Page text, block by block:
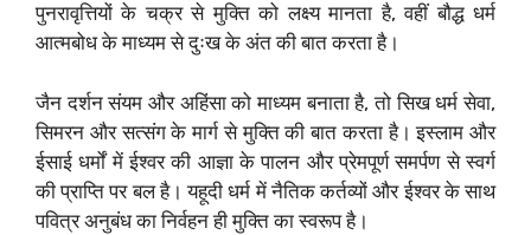
पुनरावृत्तियों के चक्र से मुक्ति को लक्ष्य मानता है, वहीं बौद्ध धर्म
आत्मबोध के माध्यम से दुःख के अंत की बात करता है।
जैन दर्शन संयम और अहिंसा को माध्यम बनाता है, तो सिख धर्म सेवा,
सिमरन और सत्संग के मार्ग से मुक्ति की बात करता है। इस्लाम और
ईसाई धर्मों में ईश्वर की आज्ञा के पालन और प्रेमपूर्ण समर्पण से स्वर्ग
की प्राप्ति पर बल है। यहूदी धर्म में नैतिक कर्तव्यों और ईश्वर के साथ
पवित्र अनुबंध का निर्वहन ही मुक्ति का स्वरूप है।